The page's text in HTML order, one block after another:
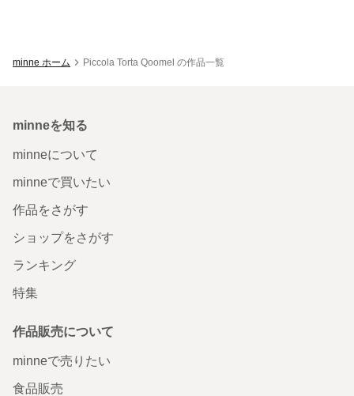
minne ホーム Piccola Torta Qoomel の作品一覧
minneを知る
minneについて
minneで買いたい
作品をさがす
ショップをさがす
ランキング
特集
作品販売について
minneで売りたい
食品販売